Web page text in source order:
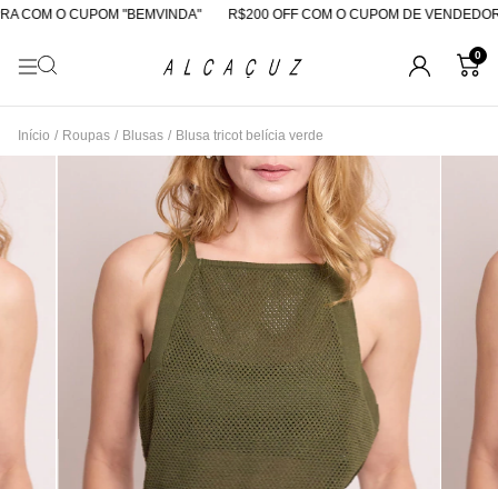
O CUPOM "BEMVINDA" R$200 OFF COM O CUPOM DE VENDEDORA
0
Início / Roupas / Blusas / Blusa tricot belícia verde